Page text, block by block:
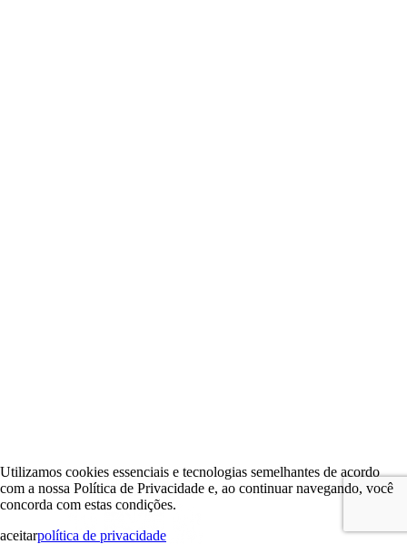
Utilizamos cookies essenciais e tecnologias semelhantes de acordo
com a nossa Política de Privacidade e, ao continuar navegando, você
concorda com estas condições.
aceitarpolítica de privacidade